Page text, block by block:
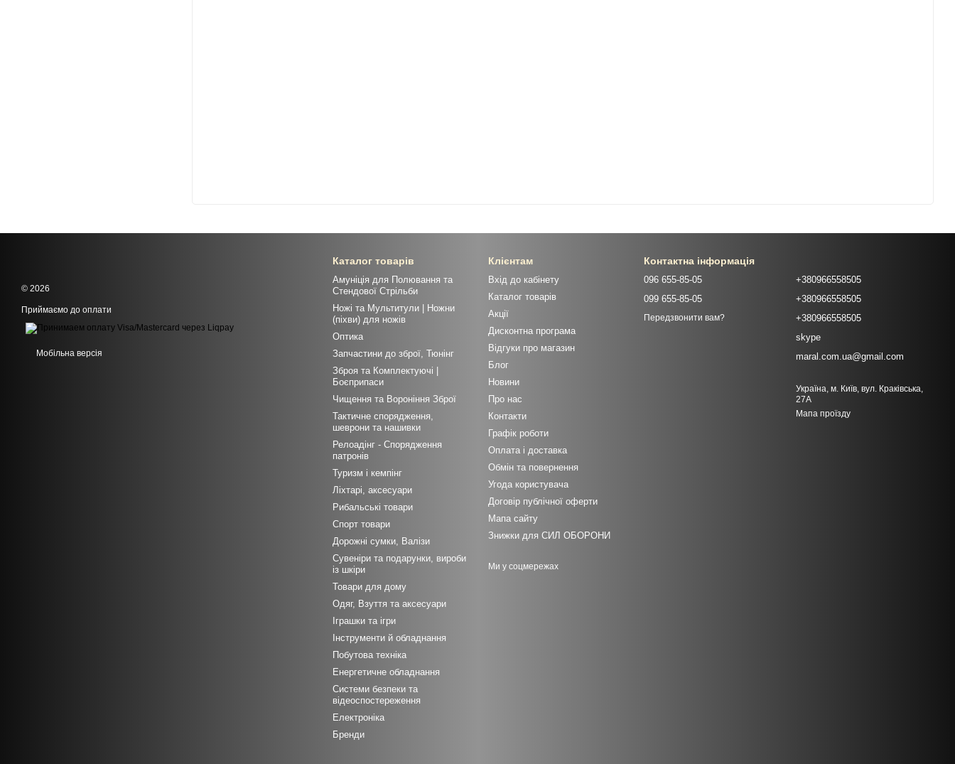
© 2026
Приймаємо до оплати
Мобільна версія
Каталог товарів
Амуніція для Полювання та
Стендової Стрільби
Ножі та Мультитули | Ножни
(піхви) для ножів
Оптика
Запчастини до зброї, Тюнінг
Зброя та Комплектуючі |
Боєприпаси
Чищення та Вороніння Зброї
Тактичне спорядження,
шеврони та нашивки
Релоадінг - Спорядження
патронів
Туризм і кемпінг
Ліхтарі, аксесуари
Рибальські товари
Спорт товари
Дорожні сумки, Валізи
Сувеніри та подарунки, вироби
із шкіри
Товари для дому
Одяг, Взуття та аксесуари
Іграшки та ігри
Інструменти й обладнання
Побутова техніка
Енергетичне обладнання
Системи безпеки та
відеоспостереження
Електроніка
Бренди
Клієнтам
Вхід до кабінету
Каталог товарів
Акції
Дисконтна програма
Відгуки про магазин
Блог
Новини
Про нас
Контакти
Графік роботи
Оплата і доставка
Обмін та повернення
Угода користувача
Договір публічної оферти
Мапа сайту
Знижки для СИЛ ОБОРОНИ
Ми у соцмережах
Контактна інформація
096 655-85-05
099 655-85-05
Передзвонити вам?
+380966558505
+380966558505
+380966558505
skype
maral.com.ua@gmail.com
Україна, м. Київ, вул. Краківська,
27А
Мапа проїзду